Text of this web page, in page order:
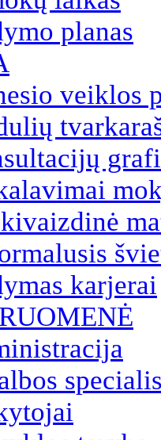
planas
veiklos
karjerai